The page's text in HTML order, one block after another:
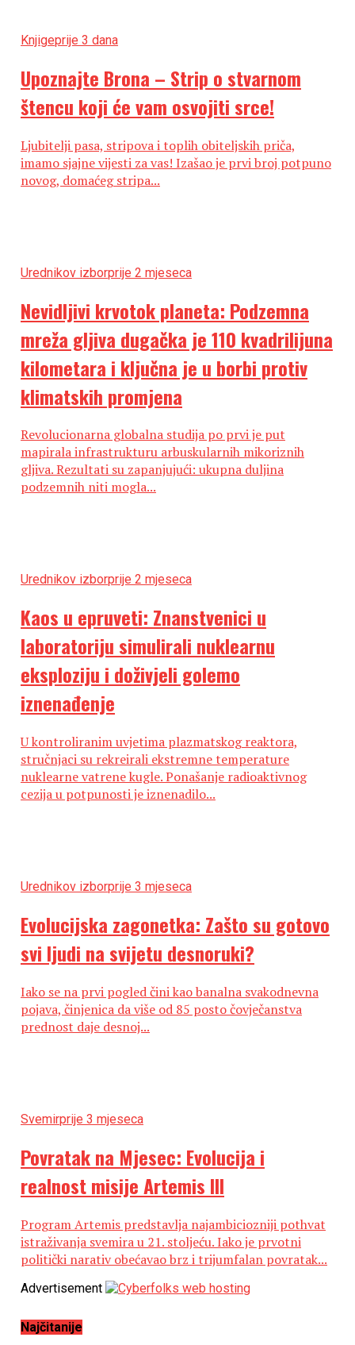
Knjigeprije 3 dana
Upoznajte Brona – Strip o stvarnom
štencu koji će vam osvojiti srce!
Ljubitelji pasa, stripova i toplih obiteljskih priča,
imamo sjajne vijesti za vas! Izašao je prvi broj potpuno
novog, domaćeg stripa...
Urednikov izborprije 2 mjeseca
Nevidljivi krvotok planeta: Podzemna
mreža gljiva dugačka je 110 kvadrilijuna
kilometara i ključna je u borbi protiv
klimatskih promjena
Revolucionarna globalna studija po prvi je put
mapirala infrastrukturu arbuskularnih mikoriznih
gljiva. Rezultati su zapanjujući: ukupna duljina
podzemnih niti mogla...
Urednikov izborprije 2 mjeseca
Kaos u epruveti: Znanstvenici u
laboratoriju simulirali nuklearnu
eksploziju i doživjeli golemo
iznenađenje
U kontroliranim uvjetima plazmatskog reaktora,
stručnjaci su rekreirali ekstremne temperature
nuklearne vatrene kugle. Ponašanje radioaktivnog
cezija u potpunosti je iznenadilo...
Urednikov izborprije 3 mjeseca
Evolucijska zagonetka: Zašto su gotovo
svi ljudi na svijetu desnoruki?
Iako se na prvi pogled čini kao banalna svakodnevna
pojava, činjenica da više od 85 posto čovječanstva
prednost daje desnoj...
Svemirprije 3 mjeseca
Povratak na Mjesec: Evolucija i
realnost misije Artemis III
Program Artemis predstavlja najambiciozniji pothvat
istraživanja svemira u 21. stoljeću. Iako je prvotni
politički narativ obećavao brz i trijumfalan povratak...
Advertisement
Najčitanije